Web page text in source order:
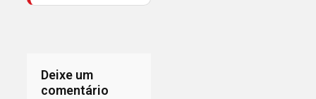
Deixe um
comentário